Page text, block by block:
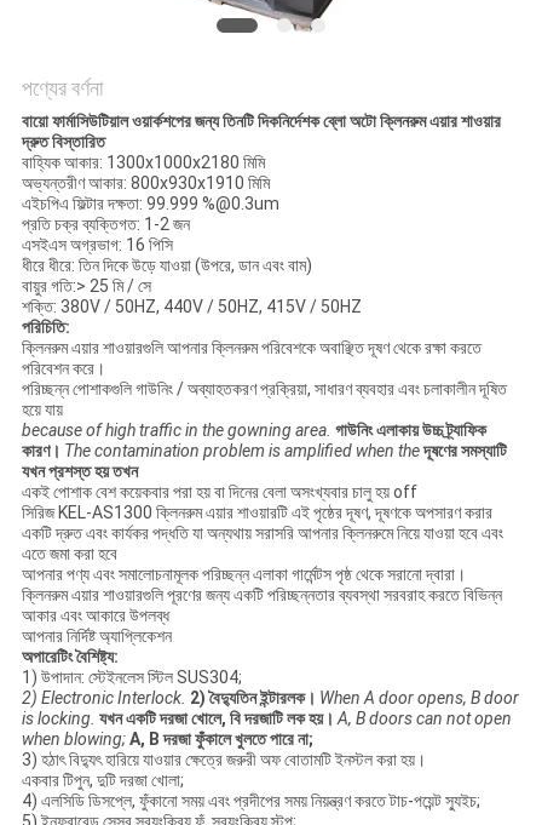
পণ্যের বর্ণনা
বায়ো ফার্মাসিউটিয়াল ওয়ার্কশপের জন্য তিনটি দিকনির্দেশক ব্লো অটো ক্লিনরুম এয়ার শাওয়ার
দ্রুত বিস্তারিত
বাহ্যিক আকার: 1300x1000x2180 মিমি
অভ্যন্তরীণ আকার: 800x930x1910 মিমি
এইচপিএ ফিল্টার দক্ষতা: 99.999 %@0.3um
প্রতি চক্র ব্যক্তিগত: 1-2 জন
এসইএস অগ্রভাগ: 16 পিসি
ধীরে ধীরে: তিন দিকে উড়ে যাওয়া (উপরে, ডান এবং বাম)
বায়ুর গতি:> 25 মি / সে
শক্তি: 380V / 50HZ, 440V / 50HZ, 415V / 50HZ
পরিচিতি:
ক্লিনরুম এয়ার শাওয়ারগুলি আপনার ক্লিনরুম পরিবেশকে অবাঞ্ছিত দূষণ থেকে রক্ষা করতে
পরিবেশন করে।
পরিচ্ছন্ন পোশাকগুলি গাউনিং / অব্যাহতকরণ প্রক্রিয়া, সাধারণ ব্যবহার এবং চলাকালীন দূষিত
হয়ে যায়
because of high traffic in the gowning area. গাউনিং এলাকায় উচ্চ ট্র্যাফিক
কারণ। The contamination problem is amplified when theদূষণের সমস্যাটি
যখন প্রশস্ত হয় তখন
একই পোশাক বেশ কয়েকবার পরা হয় বা দিনের বেলা অসংখ্যবার চালু হয় off
সিরিজ KEL-AS1300 ক্লিনরুম এয়ার শাওয়ারটি এই পৃষ্ঠের দূষণ, দূষণকে অপসারণ করার
একটি দ্রুত এবং কার্যকর পদ্ধতি যা অন্যথায় সরাসরি আপনার ক্লিনরুমে নিয়ে যাওয়া হবে এবং
এতে জমা করা হবে
আপনার পণ্য এবং সমালোচনামূলক পরিচ্ছন্ন এলাকা গার্মেন্টস পৃষ্ঠ থেকে সরানো দ্বারা।
ক্লিনরুম এয়ার শাওয়ারগুলি পূরণের জন্য একটি পরিচ্ছন্নতার ব্যবস্থা সরবরাহ করতে বিভিন্ন
আকার এবং আকারে উপলব্ধ
আপনার নির্দিষ্ট অ্যাপ্লিকেশন
অপারেটিং বৈশিষ্ট্য:
1) উপাদান: স্টেইনলেস স্টিল SUS304;
2) Electronic Interlock. 2) বৈদ্যুতিন ইন্টারলক। When A door opens, B door
is locking. যখন একটি দরজা খোলে, বি দরজাটি লক হয়। A, B doors can not open
when blowing;A, B দরজা ফুঁকালে খুলতে পারে না;
3) হঠাৎ বিদ্যুৎ হারিয়ে যাওয়ার ক্ষেত্রে জরুরী অফ বোতামটি ইনস্টল করা হয়।
একবার টিপুন, দুটি দরজা খোলা;
4) এলসিডি ডিসপ্লে, ফুঁকানো সময় এবং প্রদীপের সময় নিয়ন্ত্রণ করতে টাচ-পয়েন্ট স্যুইচ;